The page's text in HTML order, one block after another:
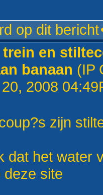
op dit bericht
trein en
banaan (IP
2008
zijn
dat het water
site